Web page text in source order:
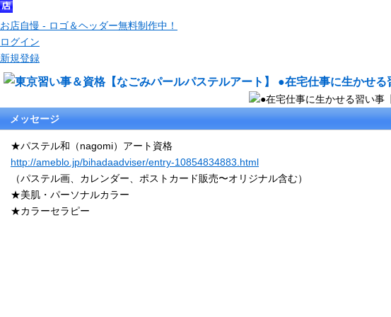
お店自慢 - ロゴ＆ヘッダー無料制作中！
ログイン
新規登録
メッセージ
★パステル和（nagomi）アート資格
http://ameblo.jp/bihadaadviser/entry-10854834883.html
（パステル画、カレンダー、ポストカード販売〜オリジナル含む）
★美肌・パーソナルカラー
★カラーセラピー